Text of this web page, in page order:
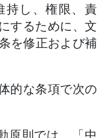
持し、権限、責
するために、文
を修正および補
的な条項で次の
原則では、「中